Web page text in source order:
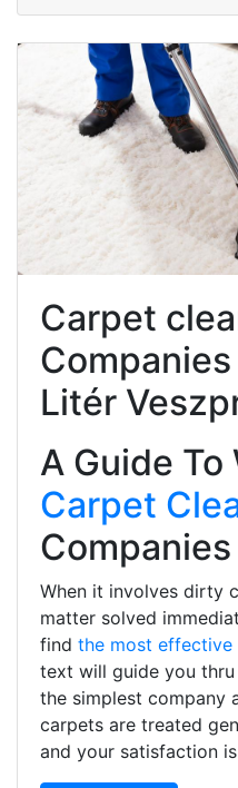
Carpet
Litér
A Guide
Carpet
Companies
When it involves dirty
matter solved
find the most effective
text will guide you
the simplest company
carpets are treated
and your satisfaction